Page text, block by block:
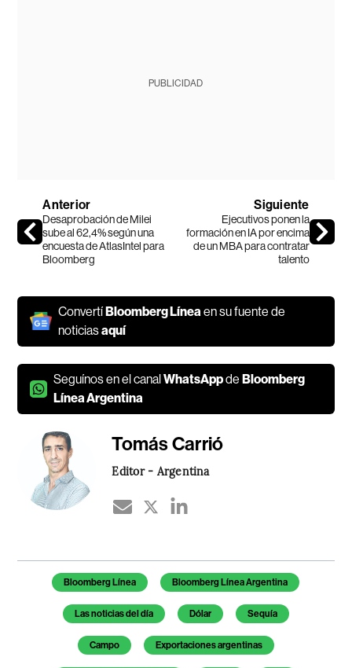
PUBLICIDAD
Anterior
Desaprobación de Milei
sube al 62,4% según una
encuesta de AtlasIntel para
Bloomberg
Siguiente
Ejecutivos ponen la
formación en IA por encima
de un MBA para contratar
talento
ConvertíBloomberg Línea en su fuente de
noticiasaquí
Seguínos en el canalWhatsAppdeBloomberg
Línea Argentina
Tomás Carrió
Editor - Argentina
Temas de este artículo
Bloomberg Línea Bloomberg Línea Argentina
Las noticias del día Dólar Sequía
Campo Exportaciones argentinas